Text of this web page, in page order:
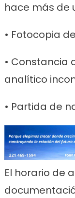
hace más de
• Fotocopia
• Constancia
analítico
• Partida de
El horario de